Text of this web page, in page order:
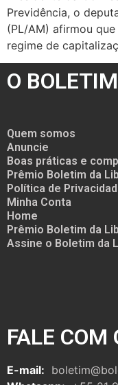
Previdência, o
(PL/AM) afirmou
regime de
O BOLETIM
Quem somos
Anuncie
Boas práticas e
Prêmio Boletim da
Política de
Minha Conta
Home
Prêmio Boletim da
Assine o Boletim da
FALE COM
E-mail: